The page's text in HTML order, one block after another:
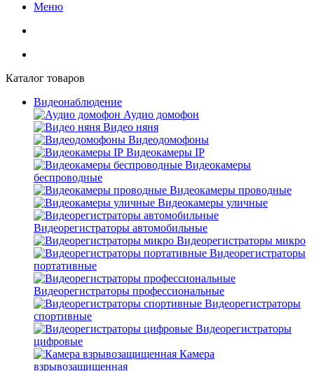
Меню
Каталог товаров
Видеонаблюдение
Аудио домофон
Видео няня
Видеодомофоны
Видеокамеры IP
Видеокамеры
беспроводные
Видеокамеры проводные
Видеокамеры уличные
Видеорегистраторы автомобильные
Видеорегистраторы микро
Видеорегистраторы
портативные
Видеорегистраторы профессиональные
Видеорегистраторы
спортивные
Видеорегистраторы
цифровые
Камера
взрывозащищенная